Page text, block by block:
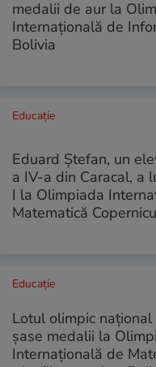
medalii de aur la
Internațională de
Bolivia
Educație
Eduard Ștefan, un
a IV-a din Caracal, a
I la Olimpiada
Matematică
Educație
Lotul olimpic
șase medalii la
Internațională de